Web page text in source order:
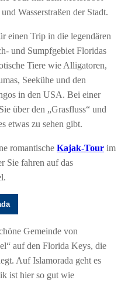
Wasserstraßen der Stadt.
einen Trip in die legendären
und Sumpfgebiet Floridas
Tiere wie Alligatoren,
Seekühe und den
in den USA. Bei einer
über den „Grasfluss“ und
etwas zu sehen gibt.
romantische Kajak-Tour im
Sie fahren auf das
Gemeinde von
auf den Florida Keys, die
Auf Islamorada geht es
ist hier so gut wie